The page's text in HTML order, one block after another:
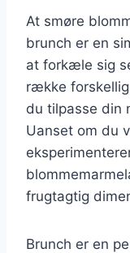
At smøre
brunch er en
at forkæle sig
række
du tilpasse din
Uanset om du
frugtagtig
Brunch er en